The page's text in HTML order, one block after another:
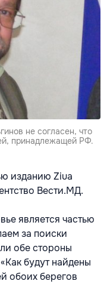
не согласен, что
принадлежащей РФ.
изданию Ziua
Вести.МД.
является частью
за поиски
обе стороны
будут найдены
обоих берегов